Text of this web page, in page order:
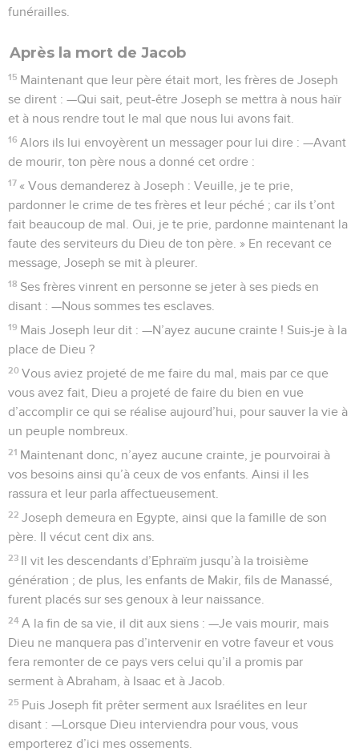
funérailles.
Après la mort de Jacob
15 Maintenant que leur père était mort, les frères de Joseph
se dirent : —Qui sait, peut-être Joseph se mettra à nous haïr
et à nous rendre tout le mal que nous lui avons fait.
16 Alors ils lui envoyèrent un messager pour lui dire : —Avant
de mourir, ton père nous a donné cet ordre :
17 « Vous demanderez à Joseph : Veuille, je te prie,
pardonner le crime de tes frères et leur péché ; car ils t’ont
fait beaucoup de mal. Oui, je te prie, pardonne maintenant la
faute des serviteurs du Dieu de ton père. » En recevant ce
message, Joseph se mit à pleurer.
18 Ses frères vinrent en personne se jeter à ses pieds en
disant : —Nous sommes tes esclaves.
19 Mais Joseph leur dit : —N’ayez aucune crainte ! Suis-je à la
place de Dieu ?
20 Vous aviez projeté de me faire du mal, mais par ce que
vous avez fait, Dieu a projeté de faire du bien en vue
d’accomplir ce qui se réalise aujourd’hui, pour sauver la vie à
un peuple nombreux.
21 Maintenant donc, n’ayez aucune crainte, je pourvoirai à
vos besoins ainsi qu’à ceux de vos enfants. Ainsi il les
rassura et leur parla affectueusement.
22 Joseph demeura en Egypte, ainsi que la famille de son
père. Il vécut cent dix ans.
23 Il vit les descendants d’Ephraïm jusqu’à la troisième
génération ; de plus, les enfants de Makir, fils de Manassé,
furent placés sur ses genoux à leur naissance.
24 A la fin de sa vie, il dit aux siens : —Je vais mourir, mais
Dieu ne manquera pas d’intervenir en votre faveur et vous
fera remonter de ce pays vers celui qu’il a promis par
serment à Abraham, à Isaac et à Jacob.
25 Puis Joseph fit prêter serment aux Israélites en leur
disant : —Lorsque Dieu interviendra pour vous, vous
emporterez d’ici mes ossements.